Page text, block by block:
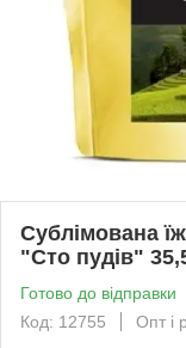
Сублімована
"Сто пудів"
Готово до відправки
Код: 12755
Опт і